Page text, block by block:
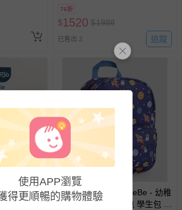
存期限較短或解約時即將逾期（例如生鮮
）。
（例如客製生日書、姓名貼等）。
或雜誌（惟書籍如經拆封、使用，則酌收整
封之影音商品或電腦軟體（例如 DVD、CD
提供之數位內容或一經提供即為完成之線
費者事先同意始提供（例如線上課程、遊
數等）。
類型商品：
品（例如尿布、貼身衣物、泳裝、襪子、地
）。
衣物（嬰幼兒包巾與背巾、包屁衣、學習
76折
$1520 $1988
已售出 2 追蹤
- 嬰兒
-古典黑
英國 JoJo Maman BeBe - 幼稚
園/大童防潑水後背包 學生包 旅
使用APP瀏覽
得更順暢的購物體驗